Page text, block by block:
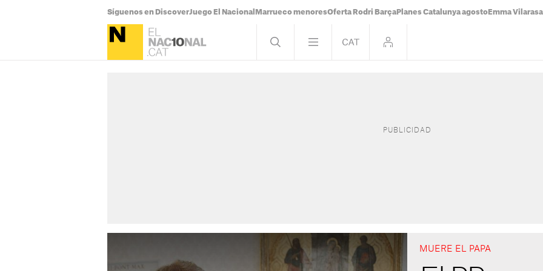
Síguenos en DiscoverJuego El Nacional Marrueco menoresOferta Rodri Barça Planes Catalunya agosto Emma
MUERE EL PAPA